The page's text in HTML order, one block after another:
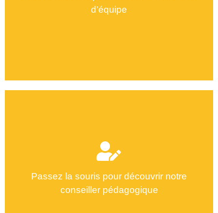
d’équipe
Passez la souris pour découvrir notre
conseiller pédagogique
Mezghani INES